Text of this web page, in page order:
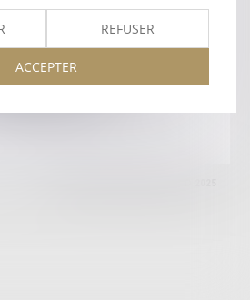
Mentions légalesPlan du site
du Lycée Buffon, 75014 PARIS
REFUSER
ACCEPTER